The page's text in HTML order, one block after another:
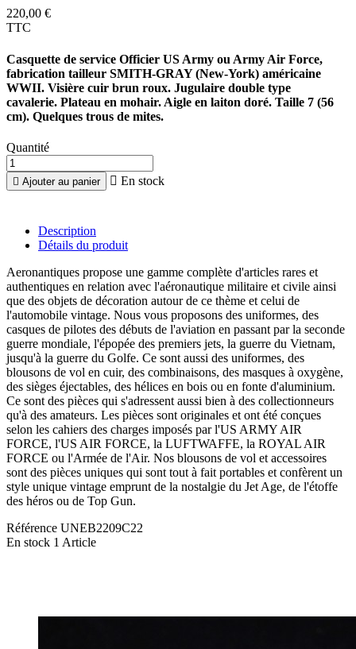
220,00 €
TTC
Casquette de service Officier US Army ou Army Air Force,
fabrication tailleur SMITH-GRAY (New-York) américaine
WWII. Visière cuir brun roux. Jugulaire double type
cavalerie. Plateau en mohair. Aigle en laiton doré. Taille 7 (56
cm). Quelques trous de mites.
Quantité
 Ajouter au panier  En stock
Description
Détails du produit
Aeronantiques propose une gamme complète d'articles rares et
authentiques en relation avec l'aéronautique militaire et civile ainsi
que des objets de décoration autour de ce thème et celui de
l'automobile vintage. Nous vous proposons des uniformes, des
casques de pilotes des débuts de l'aviation en passant par la seconde
guerre mondiale, l'épopée des premiers jets, la guerre du Vietnam,
jusqu'à la guerre du Golfe. Ce sont aussi des uniformes, des
blousons de vol en cuir, des combinaisons, des masques à oxygène,
des sièges éjectables, des hélices en bois ou en fonte d'aluminium.
Ce sont des pièces qui s'adressent aussi bien à des collectionneurs
qu'à des amateurs. Les pièces sont originales et ont été conçues
selon les cahiers des charges imposés par l'US ARMY AIR
FORCE, l'US AIR FORCE, la LUFTWAFFE, la ROYAL AIR
FORCE ou l'Armée de l'Air. Nos blousons de vol et accessoires
sont des pièces uniques qui sont tout à fait portables et confèrent un
style unique vintage emprunt de la nostalgie du Jet Age, de l'étoffe
des héros ou de Top Gun.
Référence UNEB2209C22
En stock 1 Article